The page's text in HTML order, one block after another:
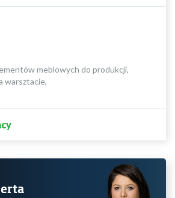
meblowych do produkcji,
warsztacie,